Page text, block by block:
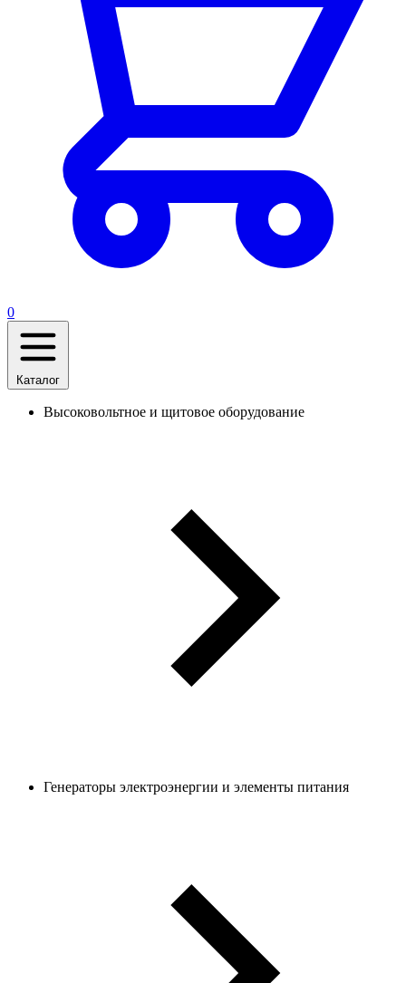
0
Каталог
Высоковольтное и щитовое оборудование
Генераторы электроэнергии и элементы питания